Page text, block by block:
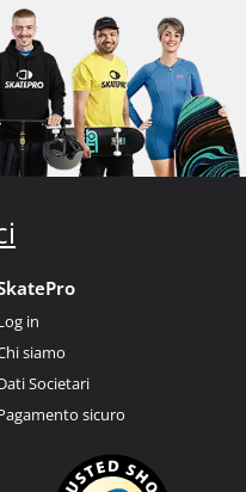
in
siamo
Societari
sicuro